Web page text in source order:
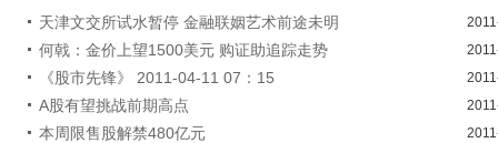
天津文交所试水暂停 金融联姻艺术前途未明
何戟：金价上望1500美元 购证助追踪走势
《股市先锋》 2011-04-11 07：15
A股有望挑战前期高点
本周限售股解禁480亿元